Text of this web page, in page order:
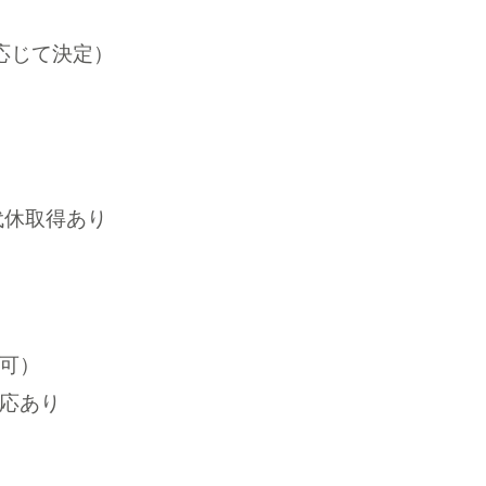
て決定）
取得あり
）
あり